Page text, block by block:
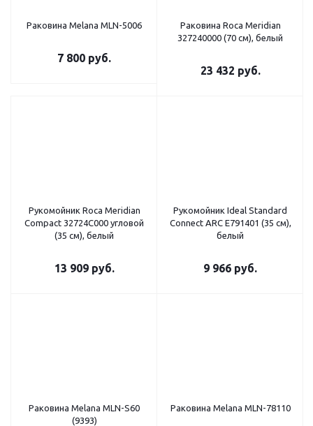
Раковина Melana MLN-5006
7 800 руб.
Раковина Roca Meridian
327240000 (70 см), белый
23 432 руб.
Рукомойник Roca Meridian
Compact 32724C000 угловой
(35 см), белый
13 909руб.
Рукомойник Ideal Standard
Connect ARC E791401 (35 см),
белый
9 966 руб.
Раковина Melana MLN-S60
(9393)
Раковина Melana MLN-78110